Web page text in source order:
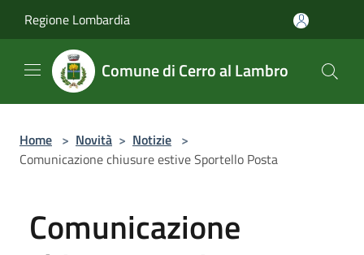
Regione Lombardia
Comune di Cerro al Lambro
Home > Novità > Notizie >
Comunicazione chiusure estive Sportello Posta
Comunicazione